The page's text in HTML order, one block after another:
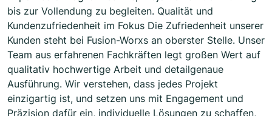
bis zur Vollendung zu begleiten. Qualität und
Kundenzufriedenheit im Fokus Die Zufriedenheit unserer
Kunden steht bei Fusion-Worxs an oberster Stelle. Unser
Team aus erfahrenen Fachkräften legt großen Wert auf
qualitativ hochwertige Arbeit und detailgenaue
Ausführung. Wir verstehen, dass jedes Projekt
einzigartig ist, und setzen uns mit Engagement und
Präzision dafür ein, individuelle Lösungen zu schaffen,